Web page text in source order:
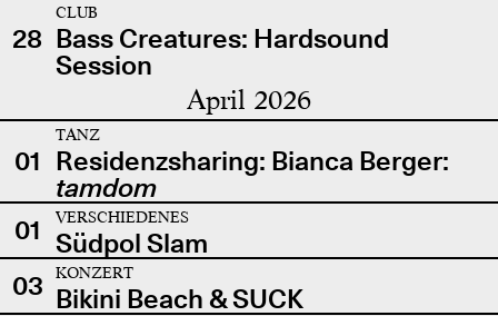
28
CLUB
Bass Creatures: Hardsound
Session
April 2026
01
TANZ
Residenzsharing: Bianca Berger:
tamdom
01
VERSCHIEDENES
Südpol Slam
03
KONZERT
Bikini Beach & SUCK